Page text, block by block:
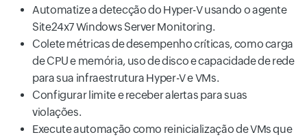
Automatize a detecção do Hyper-V usando o agente
Site24x7 Windows Server Monitoring.
Colete métricas de desempenho críticas, como carga
de CPU e memória, uso de disco e capacidade de rede
para sua infraestrutura Hyper-V e VMs.
Configurar limite e receber alertas para suas
violações.
Execute automação como reinicialização de VMs que